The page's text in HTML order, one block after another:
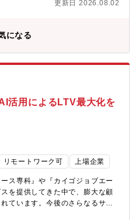
が網羅的かつわかりやすく届い
抵抗を感じる方が一定数存在し
領域と比較して非常に高いで
であり、そういった観点でマー
提供の両面で、非常に重要な存
ンの魅力】■マーケットとサービ
本では葬儀市場が拡大中です。
は未だ少数ですが着実に増加し
が大きい成長市場です。「安心
伸中であり、今後はライフエン
No.1を目指します。■高い社会
が少なく、情報非対称性による
。当事業は優良葬儀社の情報掲
を通じ、事業成長をけん引する役
Support事業本部患者さんが適切
通じて、エムスリーのミッショ
従業員ご家族向けの医療サポー
がん防災」の運営に加え、グル
が高く当社でしかできないユニ
み出す集団を目指しています。
年々増加しており、経済産業省
るヘルスケア産業の市場規模は
約33兆円になると推測されてい
・推進したい方を募集していま
更新日 2026.08.02
になる
活用によるLTV最大化を
リモートワーク可 上場企業
ス専科』や『カイゴジョブエー
を提供してきた中で、膨大な顧
ています。今後のさらなるサー